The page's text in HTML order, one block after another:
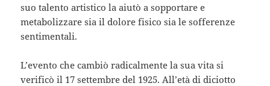
suo talento artistico la aiutò a sopportare e
metabolizzare sia il dolore fisico sia le sofferenze
sentimentali.
L’evento che cambiò radicalmente la sua vita si
verificò il 17 settembre del 1925. All’età di diciotto